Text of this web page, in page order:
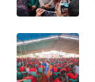
KOPEKLIN
PORTAL
KONSUMEN